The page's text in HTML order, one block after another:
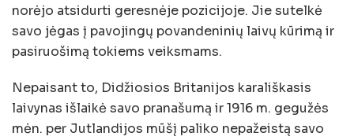
norėjo atsidurti geresnėje pozicijoje. Jie sutelkė
savo jėgas į pavojingų povandeninių laivų kūrimą ir
pasiruošimą tokiems veiksmams.
Nepaisant to, Didžiosios Britanijos karališkasis
laivynas išlaikė savo pranašumą ir 1916 m. gegužės
mėn. per Jutlandijos mūšį paliko nepažeistą savo